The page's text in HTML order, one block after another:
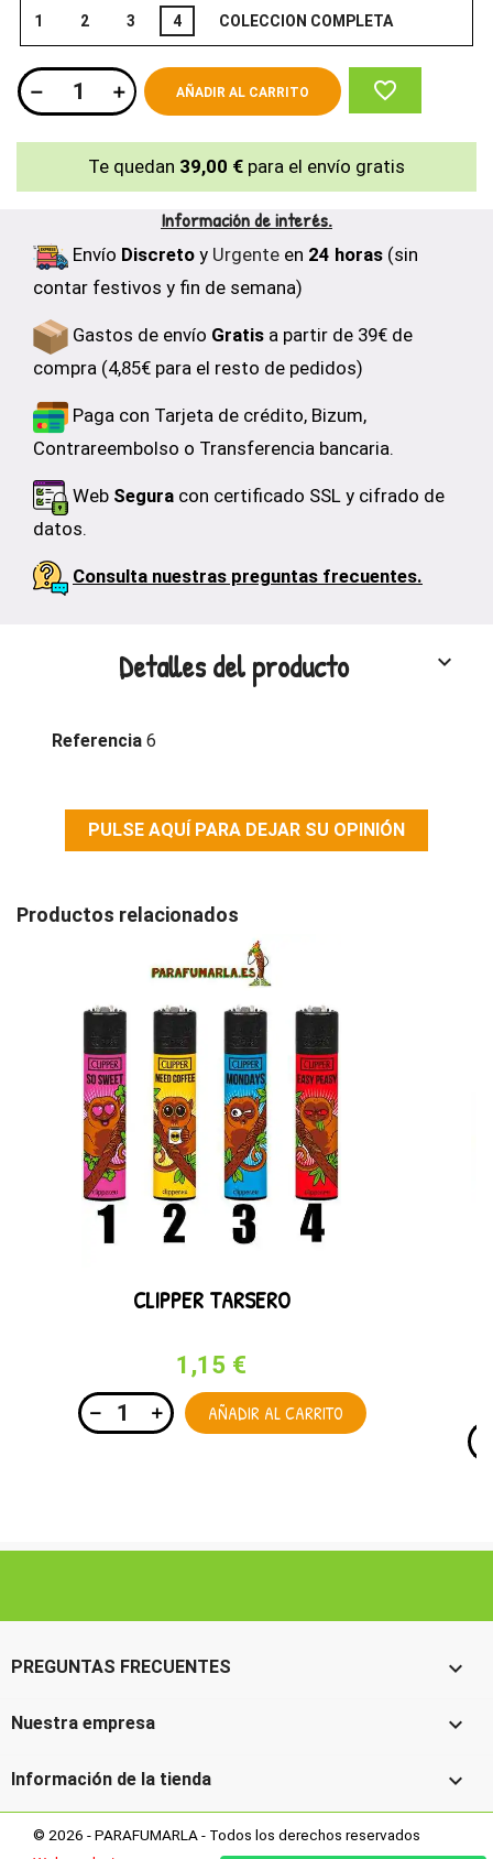
1 2 3 4 COLECCION COMPLETA
AÑADIR AL CARRITO favorite_border
Te quedan 39,00 € para el envío gratis
Información de interés.
Envío Discreto y Urgente en 24 horas (sin
contar festivos y fin de semana)
Gastos de envío Gratis a partir de 39€ de
compra (4,85€ para el resto de pedidos)
Paga con Tarjeta de crédito, Bizum,
Contrareembolso o Transferencia bancaria.
Web Segura con certificado SSL y cifrado de
datos.
Consulta nuestras preguntas frecuentes.
Detalles del producto keyboard_arrow_down
Referencia 6
PULSE AQUÍ PARA DEJAR SU OPINIÓN
Productos relacionados
CLIPPER TARSERO
1,15 €
AÑADIR AL CARRITO
PREGUNTAS FRECUENTES 
Nuestra empresa 
Información de la tienda 
© 2026 - PARAFUMARLA - Todos los derechos reservados